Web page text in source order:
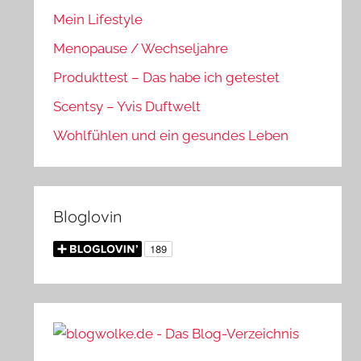
Mein Lifestyle
Menopause / Wechseljahre
Produkttest – Das habe ich getestet
Scentsy – Yvis Duftwelt
Wohlfühlen und ein gesundes Leben
Bloglovin